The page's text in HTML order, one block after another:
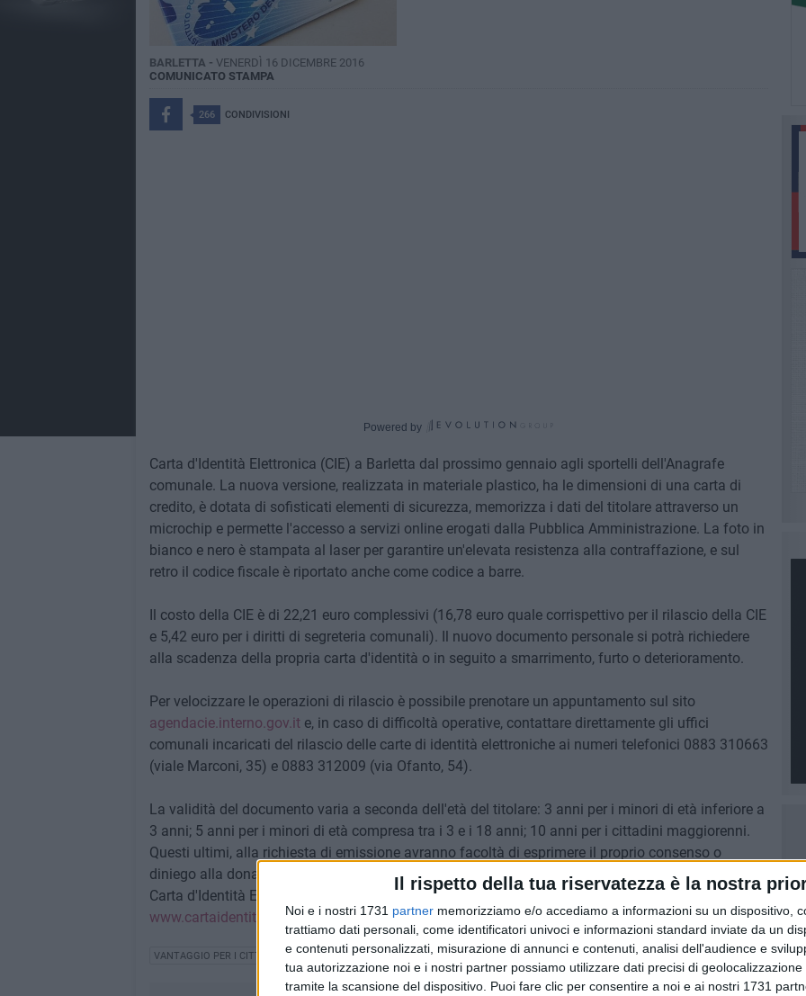
Il rispetto della tua riservatezza è la nostra
Noi e i nostri 1731 partner memorizziamo e/o accediamo a informazioni su un dispositivo,
trattiamo dati personali, come identificatori univoci e informazioni standard inviate da un
e contenuti personalizzati, misurazione di annunci e contenuti, analisi dell'audience e
tua autorizzazione noi e i nostri partner possiamo utilizzare dati precisi di
tramite la scansione del dispositivo. Puoi fare clic per consentire a noi e ai nostri 1731
BARLETTA - VENERDÌ 16 DICEMBRE 2016
COMUNICATO STAMPA
266 CONDIVISIONI
Powered by
Carta d'Identità Elettronica (CIE) a Barletta dal prossimo gennaio agli sportelli dell'Anagrafe
comunale. La nuova versione, realizzata in materiale plastico, ha le dimensioni di una carta di
credito, è dotata di sofisticati elementi di sicurezza, memorizza i dati del titolare attraverso un
microchip e permette l'accesso a servizi online erogati dalla Pubblica Amministrazione. La foto in
bianco e nero è stampata al laser per garantire un'elevata resistenza alla contraffazione, e sul
retro il codice fiscale è riportato anche come codice a barre.
Il costo della CIE è di 22,21 euro complessivi (16,78 euro quale corrispettivo per il rilascio della CIE
e 5,42 euro per i diritti di segreteria comunali). Il nuovo documento personale si potrà richiedere
alla scadenza della propria carta d'identità o in seguito a smarrimento, furto o deterioramento.
Per velocizzare le operazioni di rilascio è possibile prenotare un appuntamento sul sito
agendacie.interno.gov.ite, in caso di difficoltà operative, contattare direttamente gli uffici
comunali incaricati del rilascio delle carte di identità elettroniche ai numeri telefonici 0883 310663
(viale Marconi, 35) e 0883 312009 (via Ofanto, 54).
La validità del documento varia a seconda dell'età del titolare: 3 anni per i minori di età inferiore a
3 anni; 5 anni per i minori di età compresa tra i 3 e i 18 anni; 10 anni per i cittadini maggiorenni.
Questi ultimi, alla richiesta di emissione avranno facoltà di esprimere il proprio consenso o
diniego alla donazione di organi e/o tessuti. Maggiori informazioni sulle caratteristiche della
Carta d'Identità Elettronica sono reperibili sul sito
www.cartaidentita.interno.gov.it
VANTAGGIO PER I CITTADINI PUBBLICA AMMINISTRAZIONE